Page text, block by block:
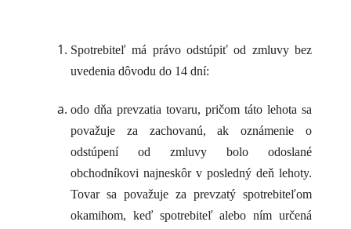
Spotrebiteľ má právo odstúpiť od zmluvy bez
uvedenia dôvodu do 14 dní:
odo dňa prevzatia tovaru, pričom táto lehota sa
považuje za zachovanú, ak oznámenie o
odstúpení od zmluvy bolo odoslané
obchodníkovi najneskôr v posledný deň lehoty.
Tovar sa považuje za prevzatý spotrebiteľom
okamihom, keď spotrebiteľ alebo ním určená